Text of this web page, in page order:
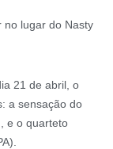
no lugar do Nasty
21 de abril, o
a sensação do
e o quarteto